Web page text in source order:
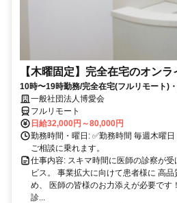
【木曜固定】完全在宅のオン
10時〜19時勤務/完全在宅(フルリモート)
業務一般社団法人博愛会
フルリモート
日給32,000円～80,000円
勤務時間・曜日: ✅勤務時間 毎週木曜
ご相談に乗れます。
仕事内容: スキマ時間に医師の診察が
ビス。 事業拡大に向けて患者様に 高
め、 医師の皆様のお力添えが必要です
診...